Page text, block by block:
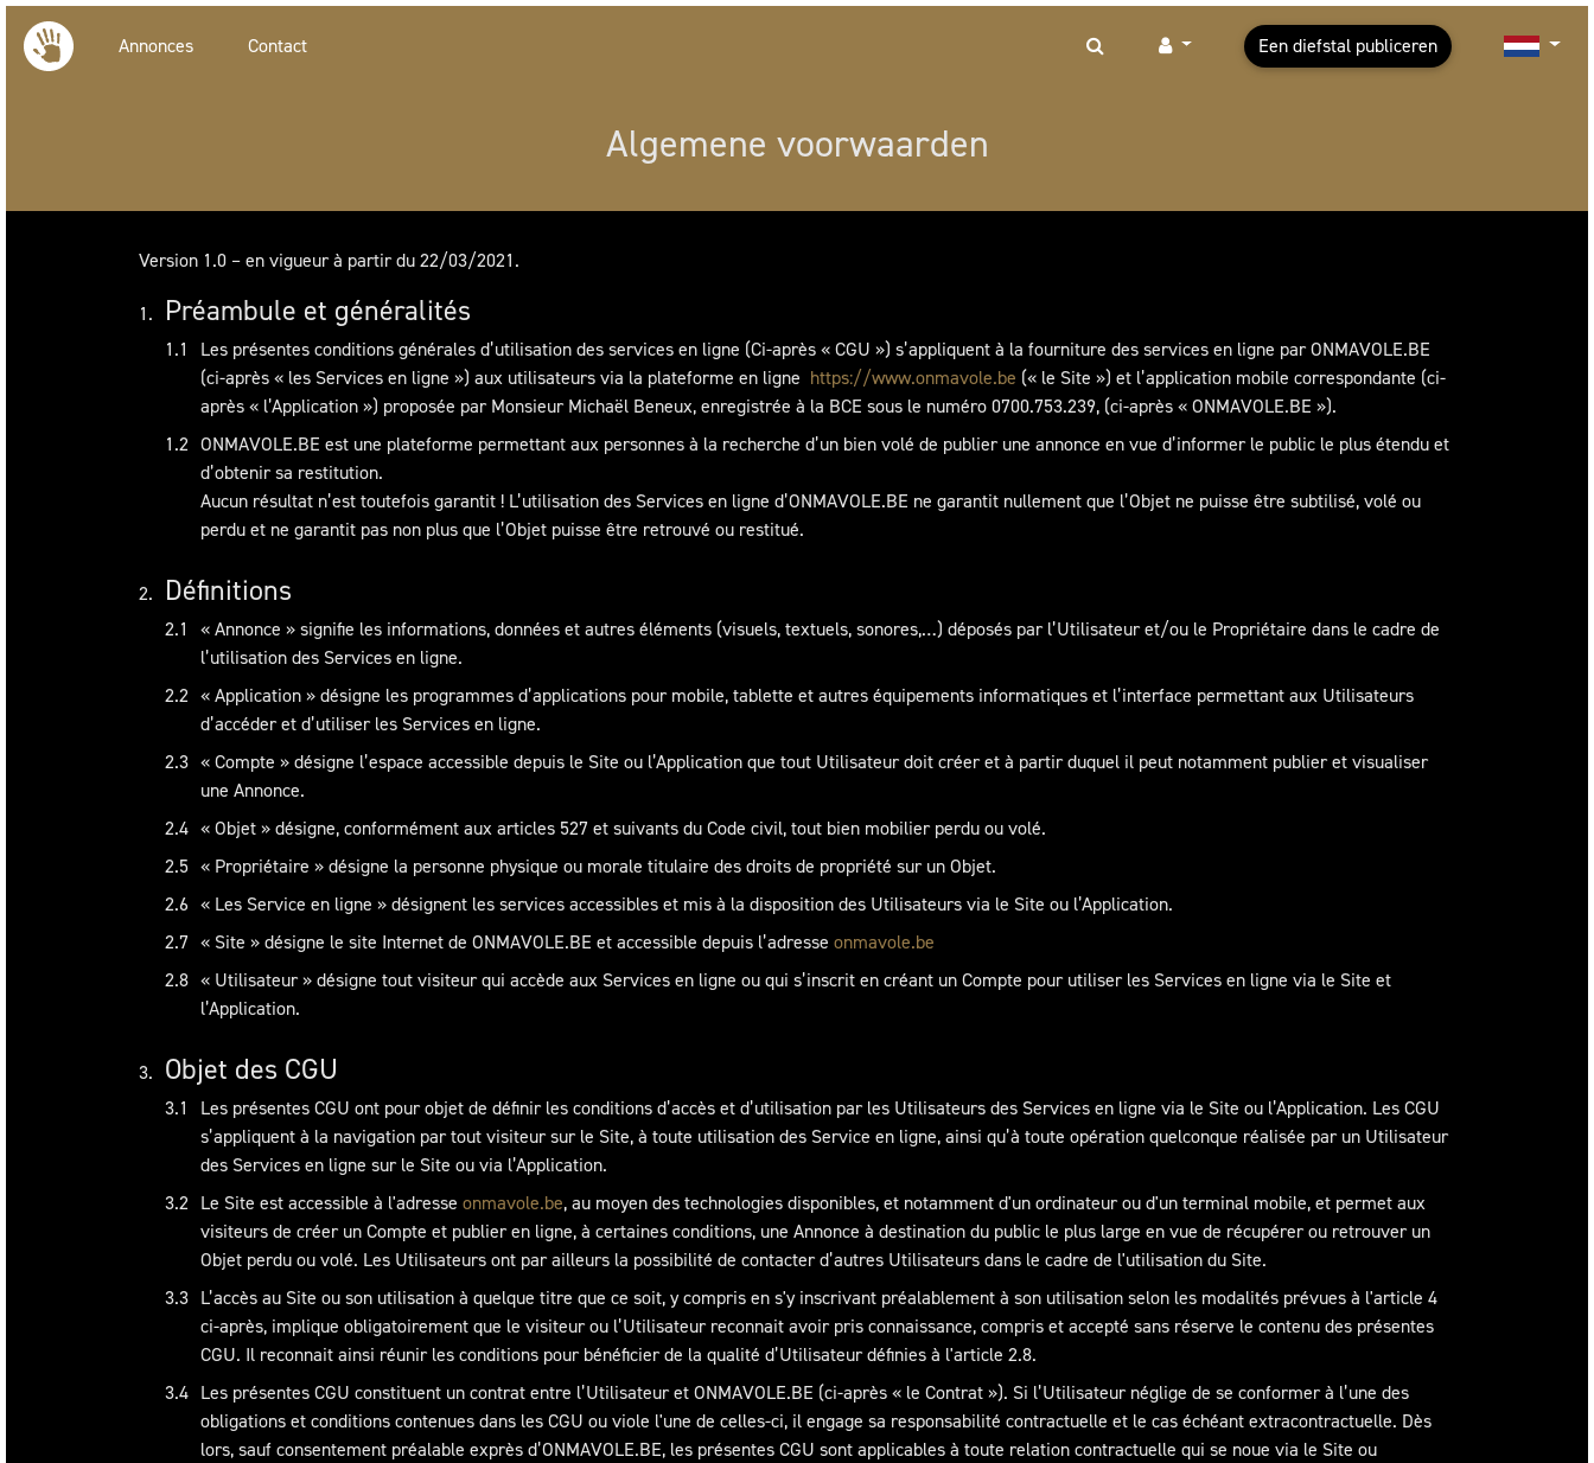
Annonces Contact Een diefstal publiceren
Algemene voorwaarden
Version 1.0 – en vigueur à partir du 22/03/2021.
Préambule et généralités
Les présentes conditions générales d’utilisation des services en ligne (Ci-après « CGU ») s’appliquent à la fourniture des services en ligne par ONMAVOLE.BE
(ci-après « les Services en ligne ») aux utilisateurs via la plateforme en ligne https://www.onmavole.be (« le Site ») et l’application mobile correspondante (ci-
après « l’Application ») proposée par Monsieur Michaël Beneux, enregistrée à la BCE sous le numéro 0700.753.239, (ci-après « ONMAVOLE.BE »).
ONMAVOLE.BE est une plateforme permettant aux personnes à la recherche d’un bien volé de publier une annonce en vue d’informer le public le plus étendu et
d’obtenir sa restitution.
Aucun résultat n’est toutefois garantit ! L’utilisation des Services en ligne d’ONMAVOLE.BE ne garantit nullement que l’Objet ne puisse être subtilisé, volé ou
perdu et ne garantit pas non plus que l’Objet puisse être retrouvé ou restitué.
Définitions
«Annonce » signifie les informations, données et autres éléments (visuels, textuels, sonores,…) déposés par l’Utilisateur et/ou le Propriétaire dans le cadre de
l’utilisation des Services en ligne.
«Application» désigne les programmes d’applications pour mobile, tablette et autres équipements informatiques et l’interface permettant aux Utilisateurs
d’accéder et d’utiliser les Services en ligne.
«Compte » désigne l’espace accessible depuis le Site ou l’Application que tout Utilisateur doit créer et à partir duquel il peut notamment publier et visualiser
une Annonce.
«Objet» désigne, conformément aux articles 527 et suivants du Code civil, tout bien mobilier perdu ou volé.
« Propriétaire » désigne la personne physique ou morale titulaire des droits de propriété sur un Objet.
« Les Service en ligne » désignent les services accessibles et mis à la disposition des Utilisateurs via le Site ou l’Application.
« Site » désigne le site Internet de ONMAVOLE.BE et accessible depuis l’adresse onmavole.be
« Utilisateur» désigne tout visiteur qui accède aux Services en ligne ou qui s’inscrit en créant un Compte pour utiliser les Services en ligne via le Site et
l’Application.
Objet des CGU
Les présentes CGU ont pour objet de définir les conditions d’accès et d’utilisation par les Utilisateurs des Services en ligne via le Site ou l’Application. Les CGU
s’appliquent à la navigation par tout visiteur sur le Site, à toute utilisation des Service en ligne, ainsi qu’à toute opération quelconque réalisée par un Utilisateur
des Services en ligne sur le Site ou via l’Application.
Le Site est accessible à l'adresse onmavole.be, au moyen des technologies disponibles, et notamment d'un ordinateur ou d'un terminal mobile, et permet aux
visiteurs de créer un Compte et publier en ligne, à certaines conditions, une Annonce à destination du public le plus large en vue de récupérer ou retrouver un
Objet perdu ou volé. Les Utilisateurs ont par ailleurs la possibilité de contacter d’autres Utilisateurs dans le cadre de l'utilisation du Site.
L’accès au Site ou son utilisation à quelque titre que ce soit, y compris en s'y inscrivant préalablement à son utilisation selon les modalités prévues à l'article 4
ci-après, implique obligatoirement que le visiteur ou l’Utilisateur reconnait avoir pris connaissance, compris et accepté sans réserve le contenu des présentes
CGU. Il reconnait ainsi réunir les conditions pour bénéficier de la qualité d’Utilisateur définies à l'article 2.8.
Les présentes CGU constituent un contrat entre l’Utilisateur et ONMAVOLE.BE (ci-après « le Contrat »). Si l’Utilisateur néglige de se conformer à l’une des
obligations et conditions contenues dans les CGU ou viole l'une de celles-ci, il engage sa responsabilité contractuelle et le cas échéant extracontractuelle. Dès
lors, sauf consentement préalable exprès d’ONMAVOLE.BE, les présentes CGU sont applicables à toute relation contractuelle qui se noue via le Site ou